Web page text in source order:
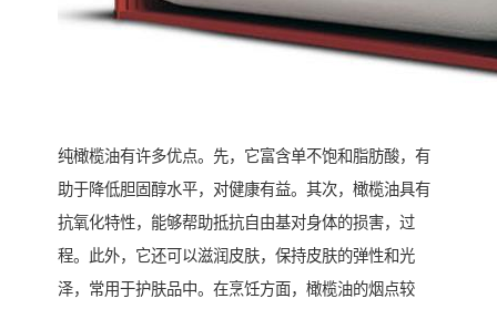
纯橄榄油有许多优点。先，它富含单不饱和脂肪酸，有
助于降低胆固醇水平，对健康有益。其次，橄榄油具有
抗氧化特性，能够帮助抵抗自由基对身体的损害，过
程。此外，它还可以滋润皮肤，保持皮肤的弹性和光
泽，常用于护肤品中。在烹饪方面，橄榄油的烟点较